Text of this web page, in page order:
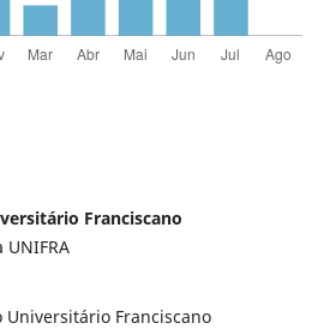
Franciscano
Franciscano